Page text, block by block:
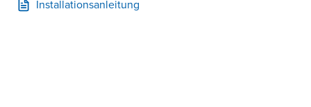
Installationsanleitung